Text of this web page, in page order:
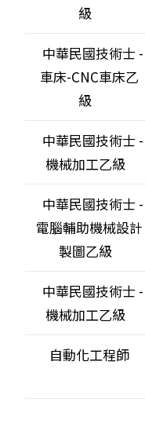
級
中華民國技術士 -
車床-CNC車床乙
級
中華民國技術士 -
機械加工乙級
中華民國技術士 -
電腦輔助機械設計
製圖乙級
中華民國技術士 -
機械加工乙級
自動化工程師